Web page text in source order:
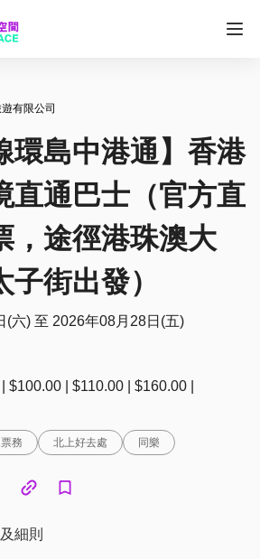
有限公司
環島中港通】香港
直通巴士（官方直
，途徑港珠澳大
街出發）
(六) 至 2026年08月28日(五)
$100.00 | $110.00 | $160.00 |
務 北上好去處 同樂
細則